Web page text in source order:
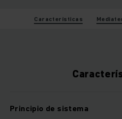
Características
Principio de sistema